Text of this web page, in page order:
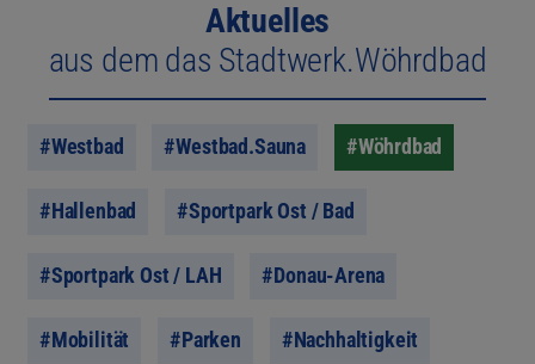
Aktuelles
aus dem das Stadtwerk.Wöhrdbad
#Westbad #Westbad.Sauna #Wöhrdbad
#Hallenbad #Sportpark Ost / Bad
#Sportpark Ost / LAH #Donau-Arena
#Mobilität #Parken #Nachhaltigkeit